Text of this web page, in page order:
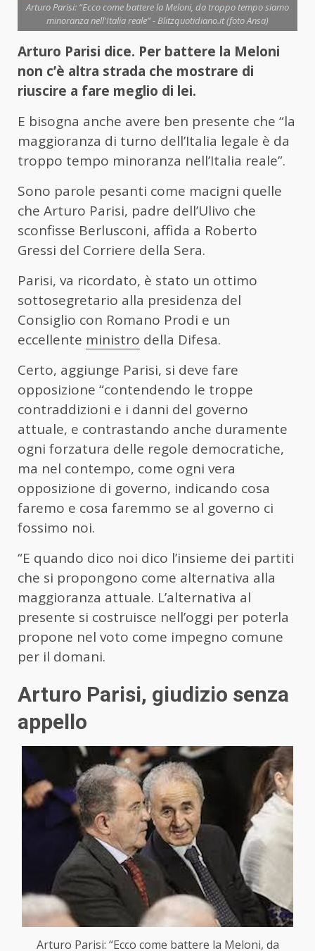
Arturo Parisi: “Ecco come battere la Meloni, da troppo tempo siamo
minoranza nell'Italia reale” - Blitzquotidiano.it (foto Ansa)
Arturo Parisi dice. Per battere la Meloni
non c’è altra strada che mostrare di
riuscire a fare meglio di lei.
E bisogna anche avere ben presente che “la
maggioranza di turno dell’Italia legale è da
troppo tempo minoranza nell’Italia reale”.
Sono parole pesanti come macigni quelle
che Arturo Parisi, padre dell’Ulivo che
sconfisse Berlusconi, affida a Roberto
Gressi del Corriere della Sera.
Parisi, va ricordato, è stato un ottimo
sottosegretario alla presidenza del
Consiglio con Romano Prodi e un
eccellente ministro della Difesa.
Certo, aggiunge Parisi, si deve fare
opposizione “contendendo le troppe
contraddizioni e i danni del governo
attuale, e contrastando anche duramente
ogni forzatura delle regole democratiche,
ma nel contempo, come ogni vera
opposizione di governo, indicando cosa
faremo e cosa faremmo se al governo ci
fossimo noi.
“E quando dico noi dico l’insieme dei partiti
che si propongono come alternativa alla
maggioranza attuale. L’alternativa al
presente si costruisce nell’oggi per poterla
propone nel voto come impegno comune
per il domani.
Arturo Parisi, giudizio senza
appello
Arturo Parisi: “Ecco come battere la Meloni, da